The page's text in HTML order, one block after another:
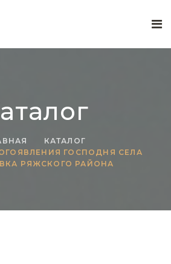
КАТАЛОГ
ГОСПОДНЯ СЕЛА
РЯЖСКОГО РАЙОНА